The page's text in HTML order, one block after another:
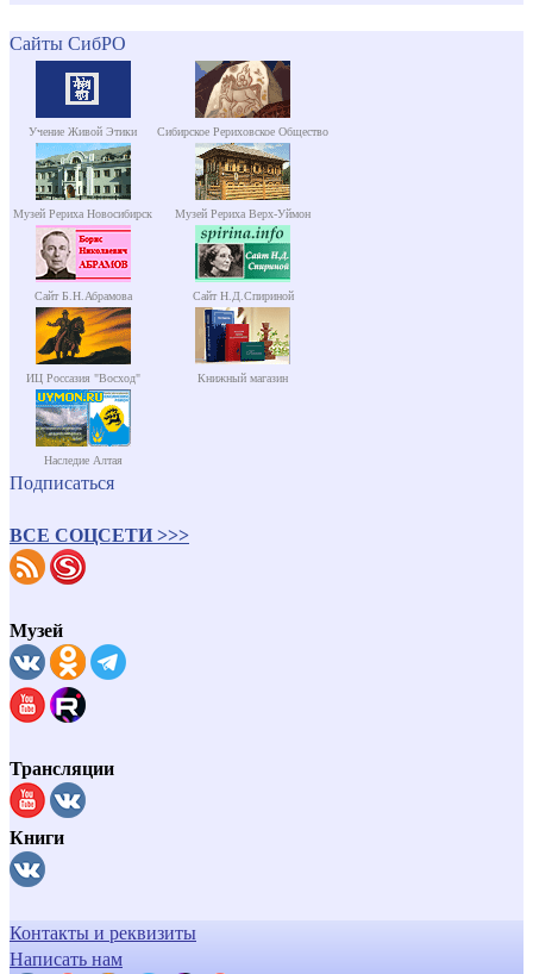
Сайты СибРО
Учение Живой Этики Сибирское Рериховское Общество
Музей Рериха Новосибирск Музей Рериха Верх-Уймон
Сайт Б.Н.Абрамова Сайт Н.Д.Спириной
ИЦ Россазия "Восход" Книжный магазин
Наследие Алтая
Подписаться
ВСЕ СОЦСЕТИ >>>
Музей
Трансляции
Книги
Контакты и реквизиты
Написать нам